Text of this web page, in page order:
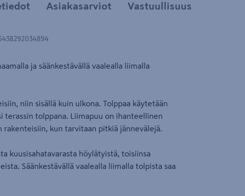
Asiakasarviot Vastuullisuus
ja säänkestävällä vaalealla liimalla
niin sisällä kuin ulkona. Tolppaa käytetään
terassin tolppana. Liimapuu on ihanteellinen
kun tarvitaan pitkiä jännevälejä.
kuusisahatavarasta höylätyistä, toisiinsa
Säänkestävällä vaalealla liimalla tolpista saa